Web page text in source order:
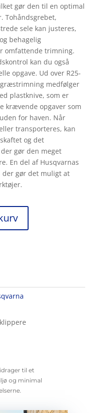
gør den til en optimal
Tohåndsgrebet,
sele kan justeres,
behagelig
omfattende trimning.
kan du også
opgave. Ud over R25-
medfølger
plastknive, som er
krævende opgaver som
for haven. Når
transporteres, kan
og det
gør den meget
En del af Husqvarnas
der gør det muligt at
til et
og minimal